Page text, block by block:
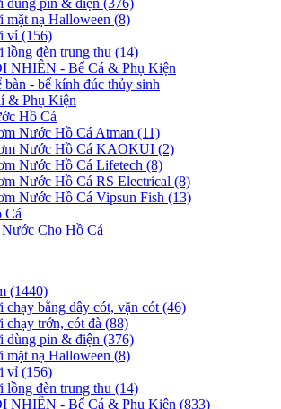
dùng pin & điện (376)
mặt nạ Halloween (8)
vỉ (156)
lồng đèn trung thu (14)
NHIÊN - Bể Cá & Phụ Kiện
bàn - bể kính đúc thủy sinh
& Phụ Kiện
Hồ Cá
Nước Hồ Cá Atman (11)
Nước Hồ Cá KAOKUI (2)
Nước Hồ Cá Lifetech (8)
Nước Hồ Cá RS Electrical (8)
Nước Hồ Cá Vipsun Fish (13)
Cá
Cho Hồ Cá
(1440)
chạy bằng dây cót, vặn cót (46)
chạy trớn, cót đà (88)
dùng pin & điện (376)
mặt nạ Halloween (8)
vỉ (156)
lồng đèn trung thu (14)
NHIÊN - Bể Cá & Phụ Kiện (833)